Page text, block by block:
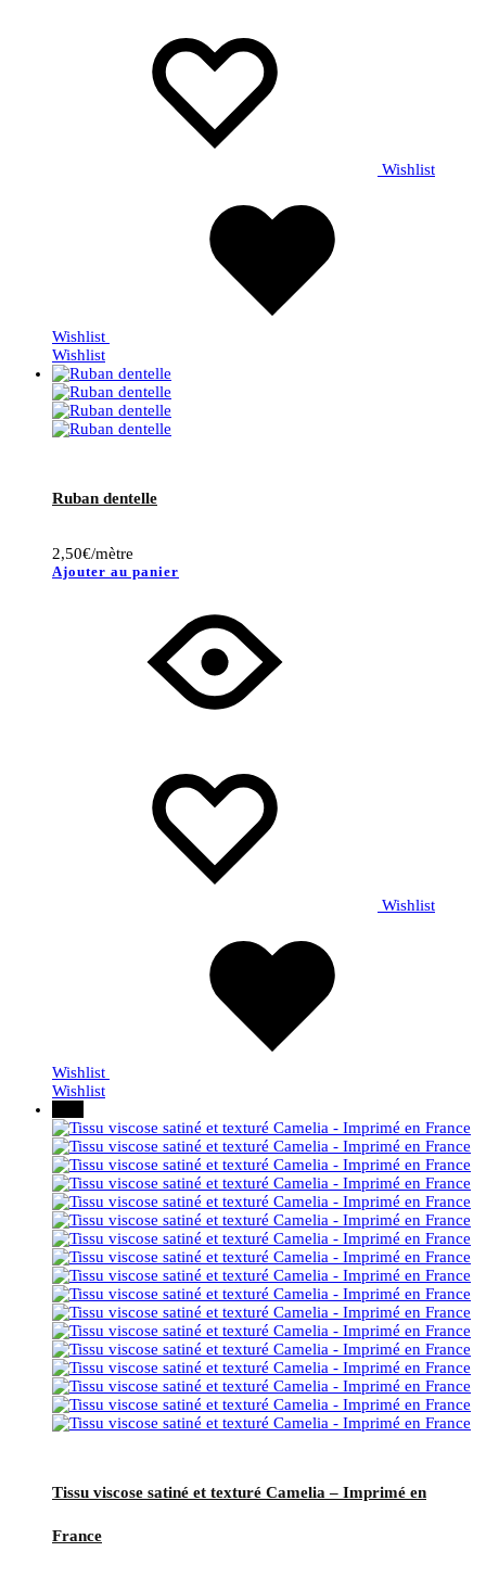
Wishlist
Wishlist
Wishlist
Ruban dentelle
2,50€/mètre
Ajouter au panier
Wishlist
Wishlist
Wishlist
Tissu viscose satiné et texturé Camelia – Imprimé en
France